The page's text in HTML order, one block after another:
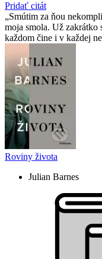
Pridať citát
Smútim za ňou
moja smola. Už
každom čine i v každej
Roviny života
Julian Barnes